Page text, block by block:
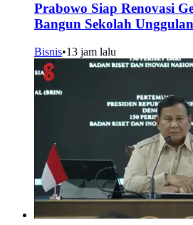
Prabowo Siap Renovasi
Bangun Sekolah Unggulan
Bisnis•13 jam lalu